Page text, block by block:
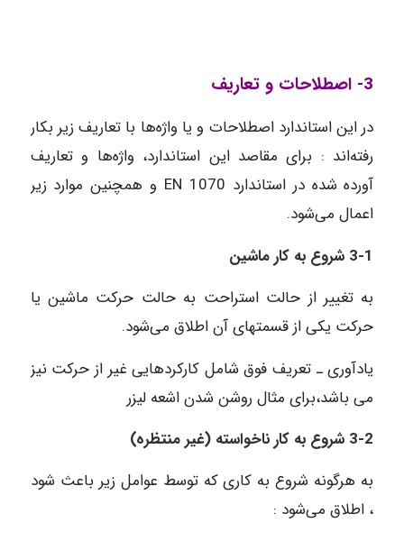
3- اصطلاحات و تعاریف
در این استاندارد اصطلاحات و یا واژه‌ها با تعاریف زیر بکار
رفته‌اند : برای مقاصد این استاندارد، واژه‌ها و تعاریف
آورده شده در استاندارد EN 1070 و همچنین موارد زیر
اعمال می‌شود.
3-1 شروع به کار ماشین
به تغییر از حالت استراحت به حالت حرکت ماشین یا
حرکت یکی از قسمتهای آن اطلاق می‌شود.
یادآوری ـ تعریف فوق شامل کارکردهایی غیر از حرکت نیز
می باشد،برای مثال‌ روشن شدن اشعه لیزر
3-2 شروع به کار ناخواسته (غیر منتظره)
به هرگونه شروع به کاری که توسط عوامل زیر باعث شود
، اطلاق می‌شود :